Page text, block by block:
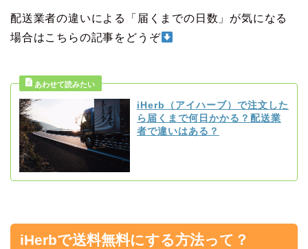
配送業者の違いによる「届くまでの日数」が気になる
場合はこちらの記事をどうぞ
iHerb（アイハーブ）で注文した
ら届くまで何日かかる？配送業
者で違いはある？
iHerbで送料無料にする方法って？